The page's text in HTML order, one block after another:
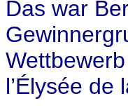
Das war
l’Élysée de